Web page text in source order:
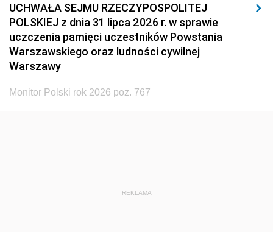
UCHWAŁA SEJMU RZECZYPOSPOLITEJ
POLSKIEJ z dnia 31 lipca 2026 r. w sprawie
uczczenia pamięci uczestników Powstania
Warszawskiego oraz ludności cywilnej
Warszawy
Monitor Polski rok 2026 poz. 767
REKLAMA